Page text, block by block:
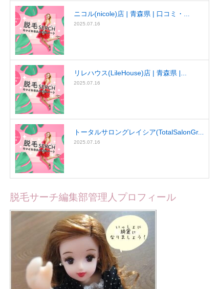
ニコル(nicole)店 | 青森県 | 口コミ・...
2025.07.16
リレハウス(LileHouse)店 | 青森県 |...
2025.07.16
トータルサロングレイシア(TotalSalonGr...
2025.07.16
脱毛サーチ編集部管理人プロフィール